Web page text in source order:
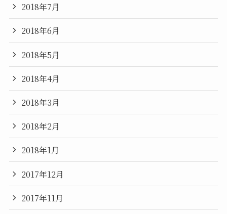
2018年7月
2018年6月
2018年5月
2018年4月
2018年3月
2018年2月
2018年1月
2017年12月
2017年11月